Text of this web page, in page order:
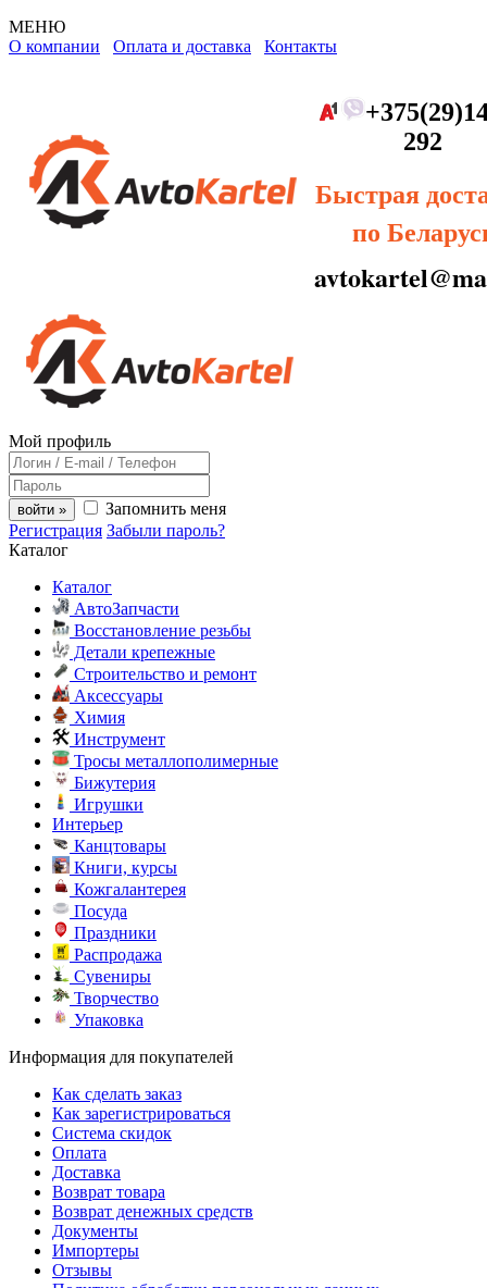
МЕНЮ
О компании Оплата и доставка Контакты
292
Быстрая
по
Мой профиль
войти »
Запомнить меня
Регистрация Забыли пароль?
Каталог
Каталог
АвтоЗапчасти
Восстановление резьбы
Детали крепежные
Строительство и ремонт
Аксессуары
Химия
Инструмент
Тросы металлополимерные
Бижутерия
Игрушки
Интерьер
Канцтовары
Книги, курсы
Кожгалантерея
Посуда
Праздники
Распродажа
Сувениры
Творчество
Упаковка
Информация для покупателей
Как сделать заказ
Как зарегистрироваться
Система скидок
Оплата
Доставка
Возврат товара
Возврат денежных средств
Документы
Импортеры
Отзывы